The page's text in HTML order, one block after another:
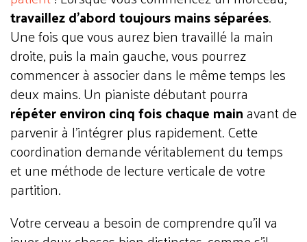
travaillez d’abord toujours mains séparées.
Une fois que vous aurez bien travaillé la main
droite, puis la main gauche, vous pourrez
commencer à associer dans le même temps les
deux mains. Un pianiste débutant pourra
répéter environ cinq fois chaque mainavant de
parvenir à l’intégrer plus rapidement. Cette
coordination demande véritablement du temps
et une méthode de lecture verticale de votre
partition.
Votre cerveau a besoin de comprendre qu’il va